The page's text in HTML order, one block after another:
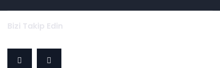
Bizi Takip Edin